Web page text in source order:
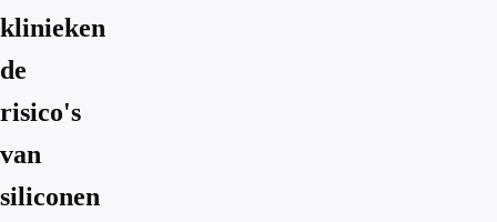
klinieken
de
risico's
van
siliconen